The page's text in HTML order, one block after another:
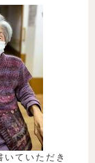
ていただき